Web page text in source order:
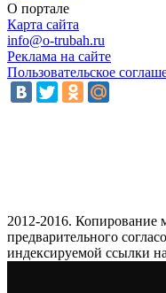
О портале
Карта сайта
info@o-trubah.ru
Реклама на сайте
Пользовательское
2012-2016. Копирование
предварительного
индексируемой ссылки